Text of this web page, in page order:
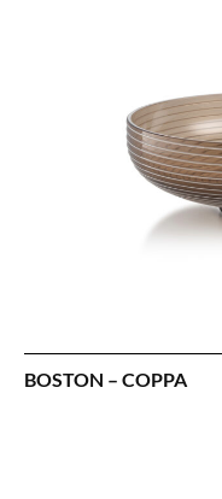
BOSTON – COPPA